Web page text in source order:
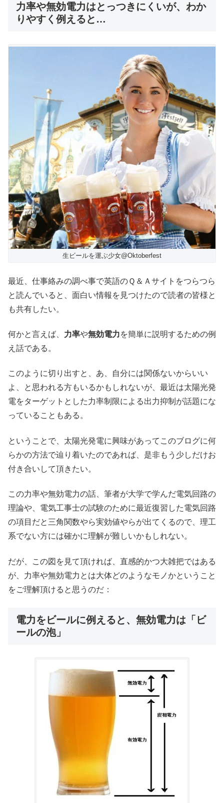
力率や無効電力はとっつきにくいが、わか
りやすく例えると…
生ビールを運ぶ少女@Oktoberfest
最近、仕事絡みの調べ事で英語のＱ＆Ａサイトをつらつら
と読んでいると、面白い情報を見つけたので読者の皆様と
も共有したい。
何かと言えば、 力率や無効電力を簡単に説明するための例
え話である。
このように切り出すと、あ、自分には関係ないからいい
よ、と思われる方もいるかもしれないが、最近は太陽光発
電をターゲットとした力率制限による出力抑制が話題にな
っていることもある。
ということで、太陽光発電に興味があってこのブログに何
らかの方法で辿り着いたのであれば、是非もう少しだけお
付き合いして頂きたい。
この力率や無効電力の話、筆者が大学で学んだ電気回路の
理論や、電気工事士の試験のために最近復習した電気回路
の項目だと三角関数やら実効値やらが出てくるので、理工
系でない方には確かに理解が難しいかもしれない。
だが、この図を見て頂ければ、直感的かつ大雑把ではある
が、力率や無効電力とは大体どのようなモノかということ
をご理解頂けると思うのだ：
電力をビールに例えると、無効電力は「ビ
ールの泡」